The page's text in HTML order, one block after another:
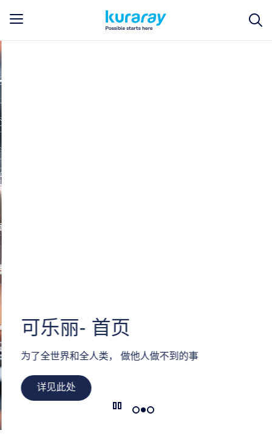
可乐丽- 首页
为了全世界和全人类， 做他人做不到的事
详见此处